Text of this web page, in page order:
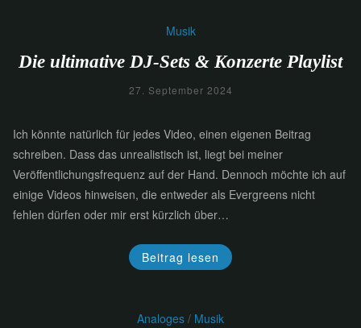
Musik
Die ultimative DJ-Sets & Konzerte Playlist
27. September 2024
Ich könnte natürlich für jedes Video, einen eigenen Beitrag
schreiben. Dass das unrealistisch ist, liegt bei meiner
Veröffentlichungsfrequenz auf der Hand. Dennoch möchte ich auf
einige Videos hinweisen, die entweder als Evergreens nicht
fehlen dürfen oder mir erst kürzlich über…
Beitrag lesen
Analoges / Musik